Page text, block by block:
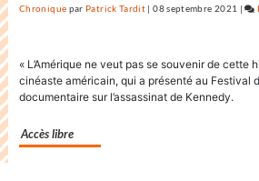
Chronique par Patrick Tardit |08 septembre 2021 |
« L’Amérique ne veut pas se souvenir de cette
cinéaste américain, qui a présenté au Festival
documentaire sur l’assassinat de Kennedy.
Accès libre